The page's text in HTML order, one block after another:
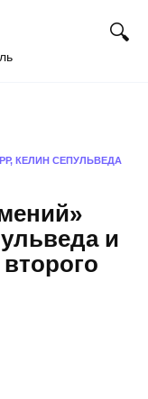
КЕЛИН СЕПУЛЬВЕДА
и